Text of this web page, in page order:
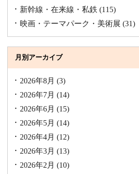
新幹線・在来線・私鉄 (115)
映画・テーマパーク・美術展 (31)
月別アーカイブ
2026年8月 (3)
2026年7月 (14)
2026年6月 (15)
2026年5月 (14)
2026年4月 (12)
2026年3月 (13)
2026年2月 (10)